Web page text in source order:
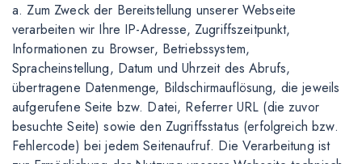
a. Zum Zweck der Bereitstellung unserer Webseite
verarbeiten wir Ihre IP-Adresse, Zugriffszeitpunkt,
Informationen zu Browser, Betriebssystem,
Spracheinstellung, Datum und Uhrzeit des Abrufs,
übertragene Datenmenge, Bildschirmauflösung, die jeweils
aufgerufene Seite bzw. Datei, Referrer URL (die zuvor
besuchte Seite) sowie den Zugriffsstatus (erfolgreich bzw.
Fehlercode) bei jedem Seitenaufruf. Die Verarbeitung ist